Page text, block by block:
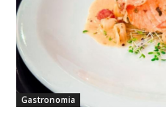
Gastronomia